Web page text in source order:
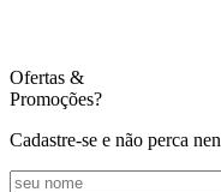
Ofertas &
Promoções?
Cadastre-se e não perca